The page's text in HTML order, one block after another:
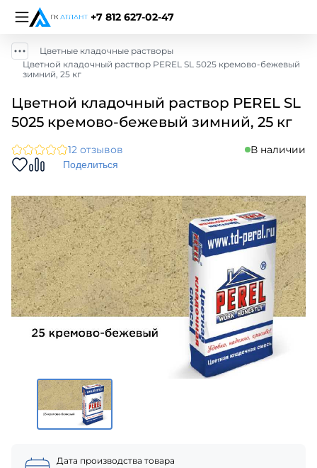
+7 812 627-02-47
Цветные кладочные растворы
Цветной кладочный раствор PEREL SL 5025 кремово-бежевый
зимний, 25 кг
Цветной кладочный раствор PEREL SL
5025 кремово-бежевый зимний, 25 кг
12 отзывов В наличии
Поделиться
Дата производства товара